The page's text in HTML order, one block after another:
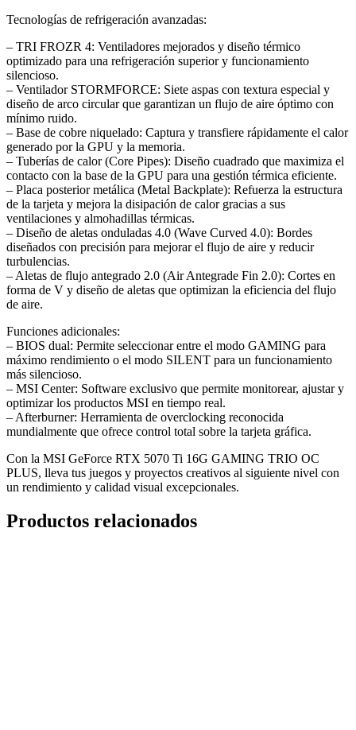
Tecnologías de refrigeración avanzadas:
– TRI FROZR 4: Ventiladores mejorados y diseño térmico
optimizado para una refrigeración superior y funcionamiento
silencioso.
– Ventilador STORMFORCE: Siete aspas con textura especial y
diseño de arco circular que garantizan un flujo de aire óptimo con
mínimo ruido.
– Base de cobre niquelado: Captura y transfiere rápidamente el calor
generado por la GPU y la memoria.
– Tuberías de calor (Core Pipes): Diseño cuadrado que maximiza el
contacto con la base de la GPU para una gestión térmica eficiente.
– Placa posterior metálica (Metal Backplate): Refuerza la estructura
de la tarjeta y mejora la disipación de calor gracias a sus
ventilaciones y almohadillas térmicas.
– Diseño de aletas onduladas 4.0 (Wave Curved 4.0): Bordes
diseñados con precisión para mejorar el flujo de aire y reducir
turbulencias.
– Aletas de flujo antegrado 2.0 (Air Antegrade Fin 2.0): Cortes en
forma de V y diseño de aletas que optimizan la eficiencia del flujo
de aire.
Funciones adicionales:
– BIOS dual: Permite seleccionar entre el modo GAMING para
máximo rendimiento o el modo SILENT para un funcionamiento
más silencioso.
– MSI Center: Software exclusivo que permite monitorear, ajustar y
optimizar los productos MSI en tiempo real.
– Afterburner: Herramienta de overclocking reconocida
mundialmente que ofrece control total sobre la tarjeta gráfica.
Con la MSI GeForce RTX 5070 Ti 16G GAMING TRIO OC
PLUS, lleva tus juegos y proyectos creativos al siguiente nivel con
un rendimiento y calidad visual excepcionales.
Productos relacionados